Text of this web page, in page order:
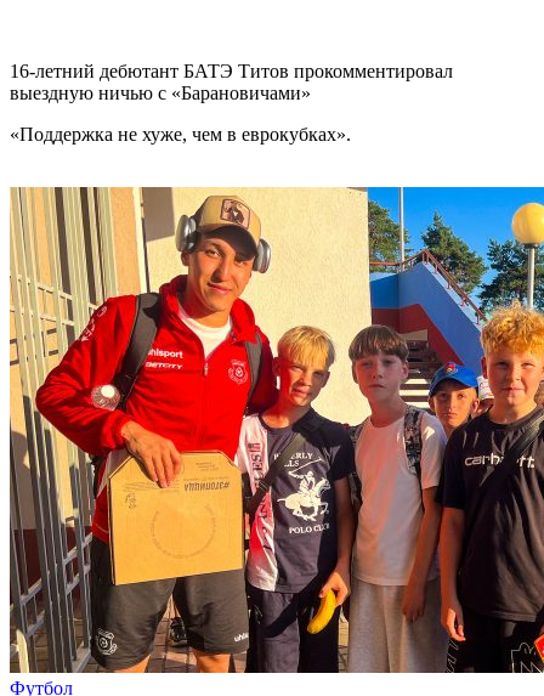
16-летний дебютант БАТЭ Титов прокомментировал
выездную ничью с «Барановичами»
«Поддержка не хуже, чем в еврокубках».
Футбол